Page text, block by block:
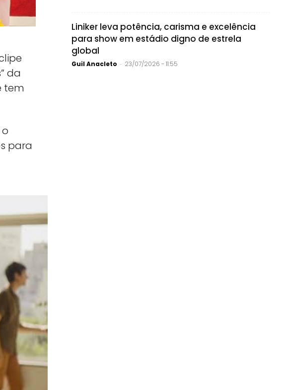
da
tem
para
Liniker leva potência, carisma e excelência
para show em estádio digno de estrela
global
Guil Anacleto - 23/07/2026 - 11:55